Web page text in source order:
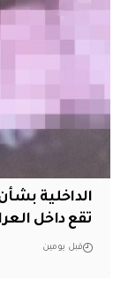
الداخلية
تقع داخل
قبل يومين